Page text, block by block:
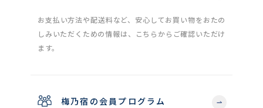
お支払い方法や配送料など、安心してお買い物をおたの
しみいただくための情報は、こちらからご確認いただけ
ます。
梅乃宿の会員プログラム